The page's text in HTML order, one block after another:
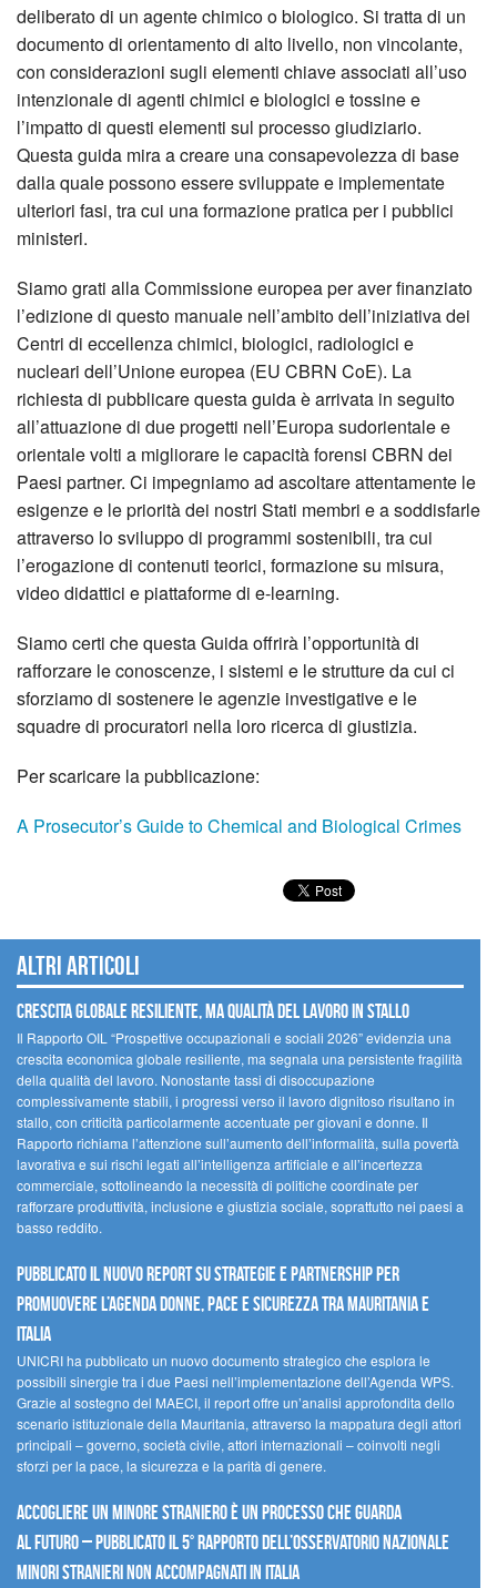
deliberato di un agente chimico o biologico. Si tratta di un
documento di orientamento di alto livello, non vincolante,
con considerazioni sugli elementi chiave associati all’uso
intenzionale di agenti chimici e biologici e tossine e
l’impatto di questi elementi sul processo giudiziario.
Questa guida mira a creare una consapevolezza di base
dalla quale possono essere sviluppate e implementate
ulteriori fasi, tra cui una formazione pratica per i pubblici
ministeri.
Siamo grati alla Commissione europea per aver finanziato
l’edizione di questo manuale nell’ambito dell’iniziativa dei
Centri di eccellenza chimici, biologici, radiologici e
nucleari dell’Unione europea (EU CBRN CoE). La
richiesta di pubblicare questa guida è arrivata in seguito
all’attuazione di due progetti nell’Europa sudorientale e
orientale volti a migliorare le capacità forensi CBRN dei
Paesi partner. Ci impegniamo ad ascoltare attentamente le
esigenze e le priorità dei nostri Stati membri e a soddisfarle
attraverso lo sviluppo di programmi sostenibili, tra cui
l’erogazione di contenuti teorici, formazione su misura,
video didattici e piattaforme di e-learning.
Siamo certi che questa Guida offrirà l’opportunità di
rafforzare le conoscenze, i sistemi e le strutture da cui ci
sforziamo di sostenere le agenzie investigative e le
squadre di procuratori nella loro ricerca di giustizia.
Per scaricare la pubblicazione:
A Prosecutor’s Guide to Chemical and Biological Crimes
Altri articoli
Crescita globale resiliente, ma qualità del lavoro in stallo
Il Rapporto OIL “Prospettive occupazionali e sociali 2026” evidenzia una
crescita economica globale resiliente, ma segnala una persistente fragilità
della qualità del lavoro. Nonostante tassi di disoccupazione
complessivamente stabili, i progressi verso il lavoro dignitoso risultano in
stallo, con criticità particolarmente accentuate per giovani e donne. Il
Rapporto richiama l’attenzione sull’aumento dell’informalità, sulla povertà
lavorativa e sui rischi legati all’intelligenza artificiale e all’incertezza
commerciale, sottolineando la necessità di politiche coordinate per
rafforzare produttività, inclusione e giustizia sociale, soprattutto nei paesi a
basso reddito.
Pubblicato il nuovo report su strategie e partnership per
promuovere l’Agenda Donne, Pace e Sicurezza tra Mauritania e
Italia
UNICRI ha pubblicato un nuovo documento strategico che esplora le
possibili sinergie tra i due Paesi nell’implementazione dell’Agenda WPS.
Grazie al sostegno del MAECI, il report offre un’analisi approfondita dello
scenario istituzionale della Mauritania, attraverso la mappatura degli attori
principali – governo, società civile, attori internazionali – coinvolti negli
sforzi per la pace, la sicurezza e la parità di genere.
Accogliere un minore straniero è un processo che guarda
al futuro – Pubblicato il 5° rapporto dell’Osservatorio Nazionale
Minori Stranieri Non Accompagnati in Italia